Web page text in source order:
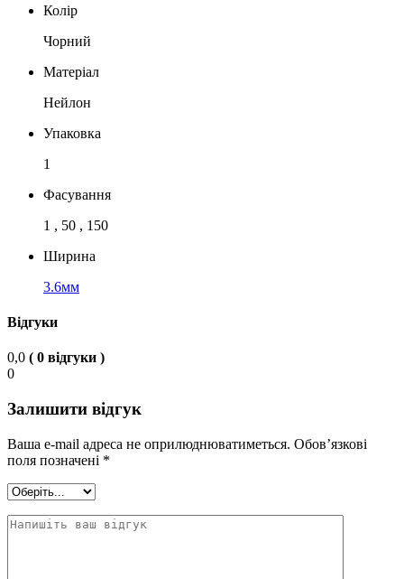
Колір
Чорний
Матеріал
Нейлон
Упаковка
1
Фасування
1 , 50 , 150
Ширина
3.6мм
Відгуки
0,0 ( 0 відгуки )
0
Залишити відгук
Ваша e-mail адреса не оприлюднюватиметься. Обов’язкові
поля позначені *